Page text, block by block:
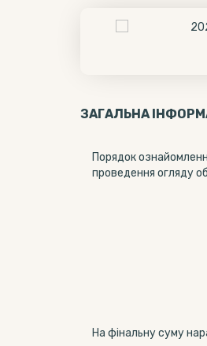
ЗАГАЛЬНА
Порядок
проведення огляду
На фінальну суму